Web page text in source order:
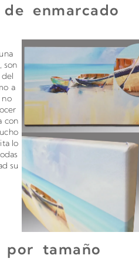
enmarcado
son
a
no
con
lo
su
por tamaño